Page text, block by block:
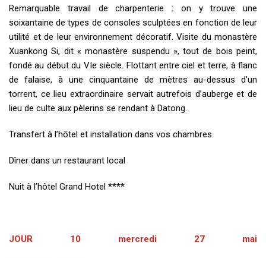
Remarquable travail de charpenterie : on y trouve une
soixantaine de types de consoles sculptées en fonction de leur
utilité et de leur environnement décoratif. Visite du monastère
Xuankong Si, dit « monastère suspendu », tout de bois peint,
fondé au début du VIe siècle. Flottant entre ciel et terre, à flanc
de falaise, à une cinquantaine de mètres au-dessus d’un
torrent, ce lieu extraordinaire servait autrefois d’auberge et de
lieu de culte aux pèlerins se rendant à Datong.
Transfert à l’hôtel et installation dans vos chambres.
Dîner dans un restaurant local
Nuit à l’hôtel Grand Hotel ****
JOUR 10 mercredi 27 mai